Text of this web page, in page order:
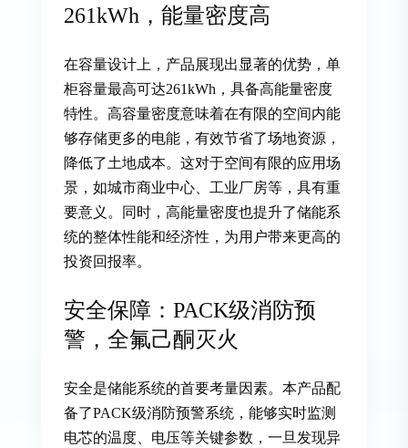
261kWh，能量密度高
在容量设计上，产品展现出显著的优势，单
柜容量最高可达261kWh，具备高能量密度
特性。高容量密度意味着在有限的空间内能
够存储更多的电能，有效节省了场地资源，
降低了土地成本。这对于空间有限的应用场
景，如城市商业中心、工业厂房等，具有重
要意义。同时，高能量密度也提升了储能系
统的整体性能和经济性，为用户带来更高的
投资回报率。
安全保障：PACK级消防预
警，全氟己酮灭火
安全是储能系统的首要考量因素。本产品配
备了PACK级消防预警系统，能够实时监测
电芯的温度、电压等关键参数，一旦发现异